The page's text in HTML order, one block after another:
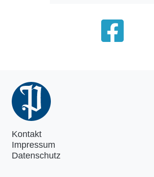
Kontakt
Impressum
Datenschutz